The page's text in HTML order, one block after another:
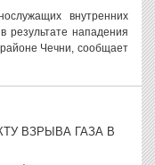
внутренних
результате нападения
Чечни, сообщает
ВЗРЫВА ГАЗА В